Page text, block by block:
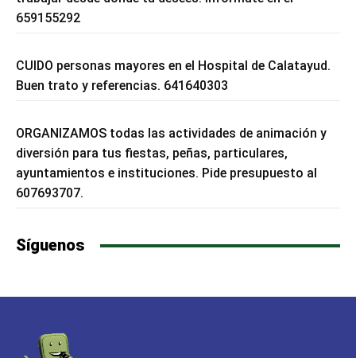
659155292
CUIDO personas mayores en el Hospital de Calatayud.
Buen trato y referencias. 641640303
ORGANIZAMOS todas las actividades de animación y
diversión para tus fiestas, peñas, particulares,
ayuntamientos e instituciones. Pide presupuesto al
607693707.
Síguenos